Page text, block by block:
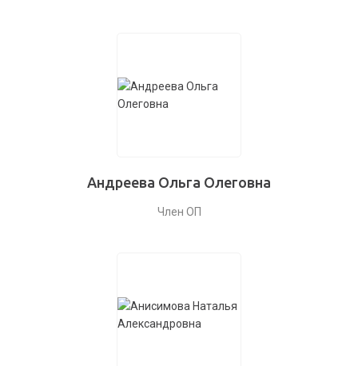
Андреева Ольга Олеговна
Член ОП